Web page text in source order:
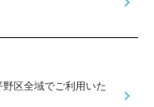
区全域でご利用いた